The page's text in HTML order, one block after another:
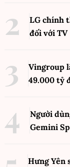
LG chính
đối với TV
Vingroup
49.000 tỷ
Người
Gemini
Hưng Yên